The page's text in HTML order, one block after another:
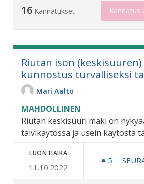
16 Kannatukset Kannatus
Riutan ison
kunnostus turvalliseksi
Mari Aalto
MAHDOLLINEN
Riutan keskisuuri mäki on
talvikäytössä ja usein käytöstä
LUONTIAIKA
11.10.2022
5 5